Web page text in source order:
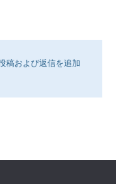
稿および返信を追加